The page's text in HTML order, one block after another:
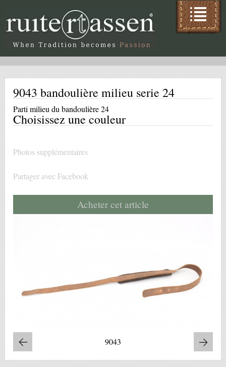
9043 bandoulière milieu serie 24
Parti milieu du bandoulière 24
Choisissez une couleur
Photos supplémentaires
Partager avec Facebook
Acheter cet article
9043